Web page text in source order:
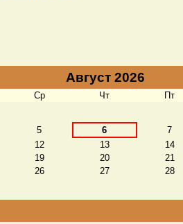
Август 2026
Ср Чт Пт
5 6
7
12 13
14
19 20
21
26 27
28